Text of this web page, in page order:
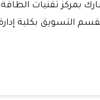
بمركز تقنيات
التسويق بكلية